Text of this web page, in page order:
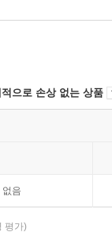
으로 손상 없는 상품
없음
평가)